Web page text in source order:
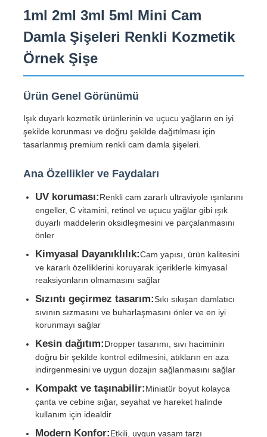
Ana sayfa
Hakkımızda
1ml 2ml 3ml 5ml Mini Cam
Damla Şişeleri Renkli Kozmetik
Örnek Şişe
Ürün Genel Görünümü
Işık duyarlı kozmetik ürünlerinin ve uçucu yağların en iyi
şekilde korunması ve doğru şekilde dağıtılması için
tasarlanmış premium renkli cam damla şişeleri.
Ana Özellikler ve Faydaları
UV koruması:Renkli cam zararlı ultraviyole ışınlarını
engeller, C vitamini, retinol ve uçucu yağlar gibi ışık
duyarlı maddelerin oksidleşmesini ve parçalanmasını
önler
Kimyasal Dayanıklılık:Cam yapısı, ürün kalitesini
ve kararlı özelliklerini koruyarak içeriklerle kimyasal
reaksiyonların olmamasını sağlar
Sızıntı geçirmez tasarım:Sıkı sıkışan damlatıcı
sıvının sızmasını ve buharlaşmasını önler ve en iyi
korunmayı sağlar
Kesin dağıtım:Dropper tasarımı, sıvı haciminin
doğru bir şekilde kontrol edilmesini, atıkların en aza
indirgenmesini ve uygun dozajın sağlanmasını sağlar
Kompakt ve taşınabilir:Miniatür boyut kolayca
çanta ve cebine sığar, seyahat ve hareket halinde
kullanım için idealdir
Modern Konfor:Etkili, uygun yaşam tarzı